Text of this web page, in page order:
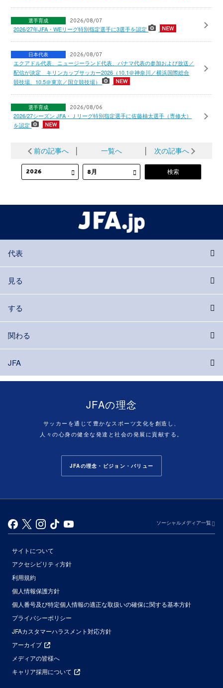
選手育成 2026/08/07
2026/27年JFA・WEリーグ特別指定選手に3選手を認定
日本代表 2026/08/07
エクアドル代表、ニュージーランド代表、パナマ代表の参加および放送／
配信が決定 キリンカップサッカー2026（10.1＠神奈川／横浜国際総合
競技場、10.5＠東京／国立競技場）
選手育成 2026/08/06
2026/27シーズン JFA・Ｊリーグ特別指定選手に佐藤柚太選手（専修大）
を認定
前の記事へ 一覧へ 次の記事へ
代表
見る
する
関わる
JFA
JFAの理念
サッカーを通じて豊かなスポーツ文化を創造し、
人々の心身の健全な発達と社会の発展に貢献する。
JFAの理念・ビジョン・バリュー
ソーシャルメディア一覧
サイトについて
アクセシビリティ方針
利用規約
個人情報保護方針
個人番号及び特定個人情報の適正な取扱いの確保に関する基本方針
プライバシーポリシー
JFAカスタマーハラスメント対応方針
アーカイブ
メディアの皆様へ
キャリア採用について